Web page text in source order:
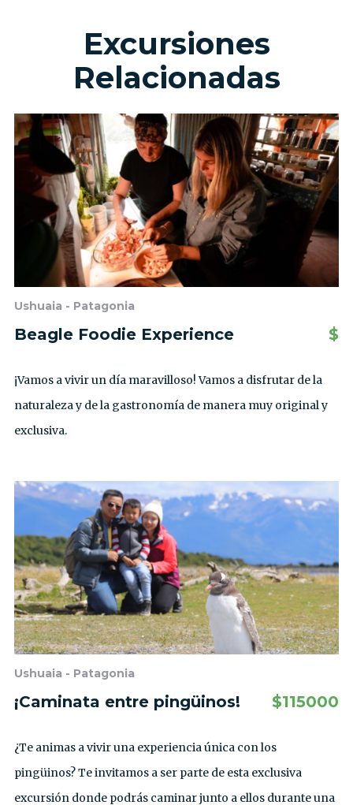
Excursiones
Relacionadas
Ushuaia - Patagonia
Beagle Foodie Experience $
¡Vamos a vivir un día maravilloso! Vamos a disfrutar de la
naturaleza y de la gastronomía de manera muy original y
exclusiva.
Ushuaia - Patagonia
¡Caminata entre pingüinos! $115000
¿Te animas a vivir una experiencia única con los
pingüinos? Te invitamos a ser parte de esta exclusiva
excursión donde podrás caminar junto a ellos durante una